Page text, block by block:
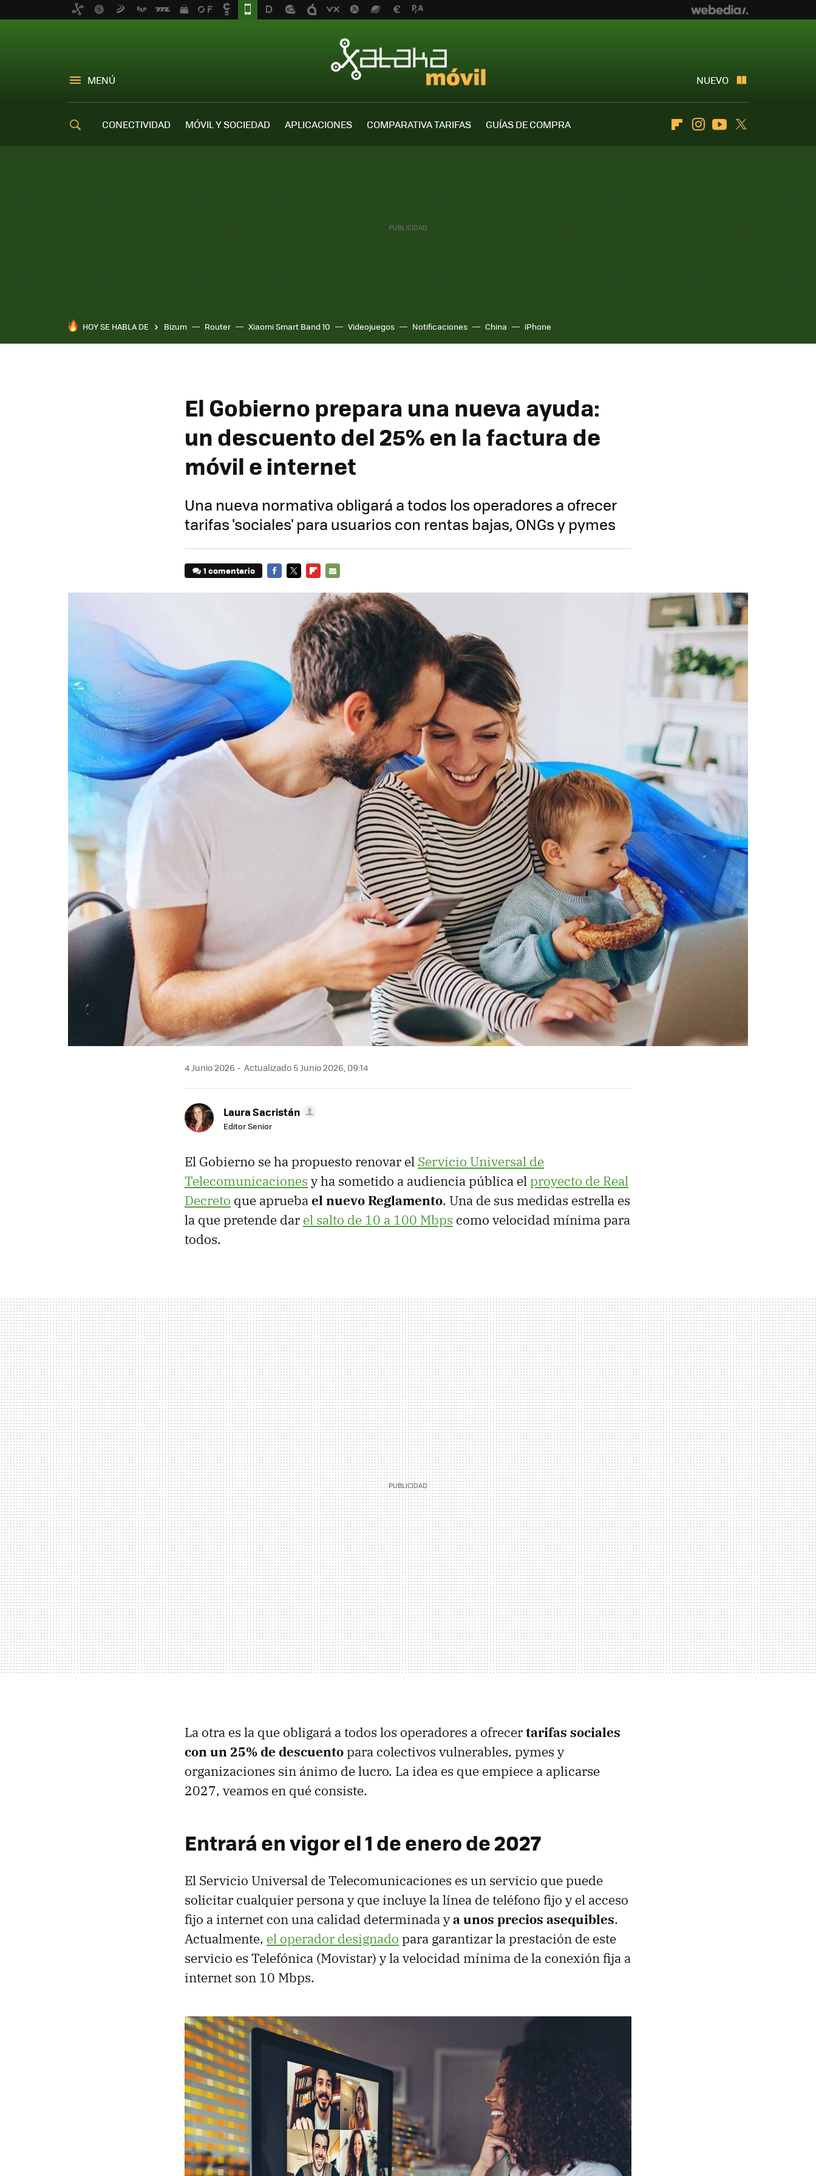
MENÚ NUEVO
CONECTIVIDAD MÓVIL Y SOCIEDAD APLICACIONES COMPARATIVA TARIFAS
GUÍAS DE COMPRA
FlipboardInstagramYoutube
HOY SE HABLA DE Bizum Router Xiaomi Smart Band 10 Videojuegos Notificaciones China iPhone
El Gobierno prepara una nueva ayuda:
un descuento del 25% en la factura de
móvil e internet
Una nueva normativa obligará a todos los operadores a ofrecer
tarifas 'sociales' para usuarios con rentas bajas, ONGs y pymes
1 comentario
MAIL
4 Junio 2026 Actualizado 5 Junio 2026, 09:14
Laura Sacristán
Editor Senior
El Gobierno se ha propuesto renovar el Servicio Universal de
Telecomunicaciones y ha sometido a audiencia pública elproyecto de Real
Decreto que apruebael nuevo Reglamento. Una de sus medidas estrella es
la que pretende dar el salto de 10 a 100 Mbps como velocidad mínima para
todos.
La otra es la que obligará a todos los operadores a ofrecertarifas sociales
con un 25% de descuentopara colectivos vulnerables, pymes y
organizaciones sin ánimo de lucro. La idea es que empiece a aplicarse
2027, veamos en qué consiste.
Entrará en vigor el 1 de enero de 2027
El Servicio Universal de Telecomunicaciones es un servicio que puede
solicitar cualquier persona y que incluye la línea de teléfono fijo y el acceso
fijo a internet con una calidad determinada ya unos precios asequibles.
Actualmente, el operador designado para garantizar la prestación de este
servicio es Telefónica (Movistar) y la velocidad mínima de la conexión fija a
internet son 10 Mbps.